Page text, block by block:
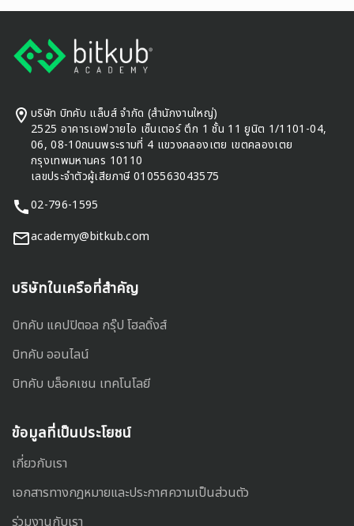
บริษัท บิทคับ แล็บส์ จำกัด (สำนักงานใหญ่)
2525 อาคารเอฟวายไอ เซ็นเตอร์ ตึก 1 ชั้น 11 ยูนิต 1/1101-04,
06, 08-10ถนนพระรามที่ 4 แขวงคลองเตย เขตคลองเตย
กรุงเทพมหานคร 10110
เลขประจำตัวผู้เสียภาษี 0105563043575
02-796-1595
academy@bitkub.com
บริษัทในเครือที่สำคัญ
บิทคับ แคปปิตอล กรุ๊ป โฮลดิ้งส์
บิทคับ ออนไลน์
บิทคับ บล็อคเชน เทคโนโลยี
ข้อมูลที่เป็นประโยชน์
เกี่ยวกับเรา
เอกสารทางกฎหมายและประกาศความเป็นส่วนตัว
ร่วมงานกับเรา